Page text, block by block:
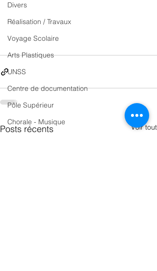
Divers
Réalisation / Travaux
Voyage Scolaire
Arts Plastiques
UNSS
Centre de documentation
Pôle Supérieur
Chorale - Musique
Posts récents Voir tout